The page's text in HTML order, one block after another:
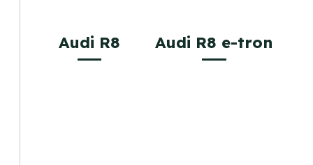
Audi R8 Audi R8 e-tron